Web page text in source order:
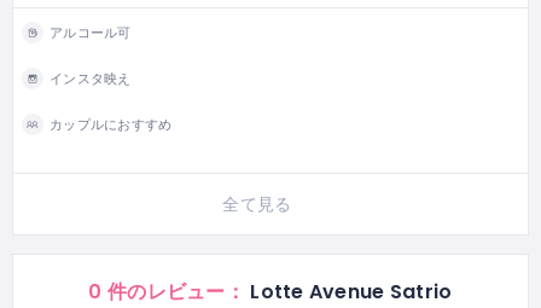
アルコール可
インスタ映え
カップルにおすすめ
全て見る
0 件のレビュー： Lotte Avenue Satrio